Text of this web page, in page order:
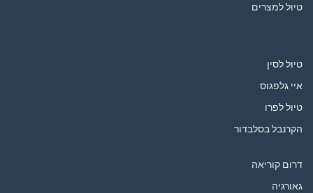
טיול למצרים
טיול לסין
איי גלפגוס
טיול לפרו
הקרנבל בסלבדור
דרום קוריאה
גאורגיה